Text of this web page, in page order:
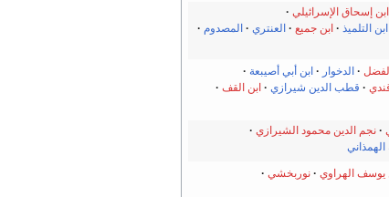
إسحاق الإسرائيلي
ابن التلميذ ابن جميع العنتري
المصدوم
الدخوار
ابن أبي أصيبعة
قطب الدين شيرازي
ابن القف
نجم الدين محمود الشيرازي
يوسف الهراوي
نوربخشي